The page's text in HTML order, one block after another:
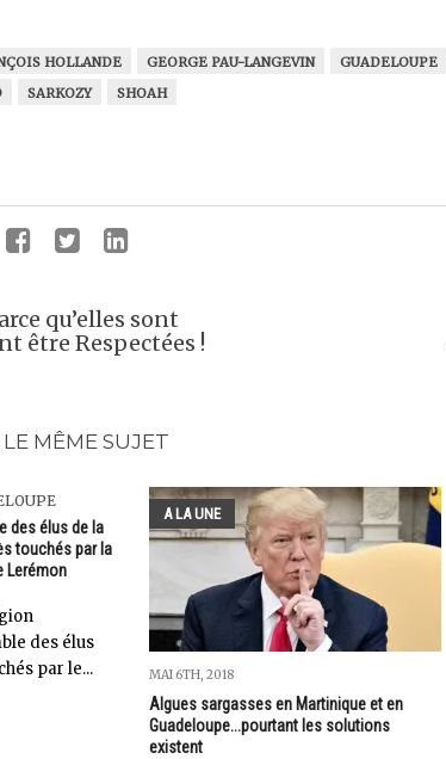
HOLLANDE GEORGE PAU-LANGEVIN GUADELOUPE
SARKOZY SHOAH
qu’elles sont
être Respectées !
MÊME SUJET
des élus de la
touchés par la
Lerémon
des élus
par le...
A LA UNE
MAI 6TH, 2018
Algues sargasses en Martinique et en
Guadeloupe...pourtant les solutions
existent